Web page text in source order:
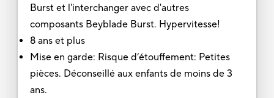
Burst et l'interchanger avec d'autres
composants Beyblade Burst. Hypervitesse!
8 ans et plus
Mise en garde: Risque d’étouffement: Petites
pièces. Déconseillé aux enfants de moins de 3
ans.